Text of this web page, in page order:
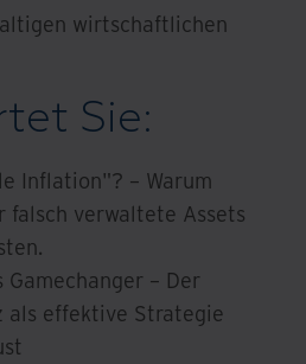
wirtschaftlichen
Sie:
Inflation"? – Warum
falsch verwaltete Assets
– Der
als effektive Strategie